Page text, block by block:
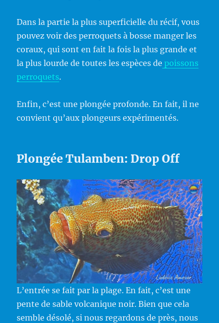
Dans la partie la plus superficielle du récif, vous
pouvez voir des perroquets à bosse manger les
coraux, qui sont en fait la fois la plus grande et
la plus lourde de toutes les espèces de poissons
perroquets.
Enfin, c’est une plongée profonde. En fait, il ne
convient qu’aux plongeurs expérimentés.
Plongée Tulamben: Drop Off
L’entrée se fait par la plage. En fait, c’est une
pente de sable volcanique noir. Bien que cela
semble désolé, si nous regardons de près, nous